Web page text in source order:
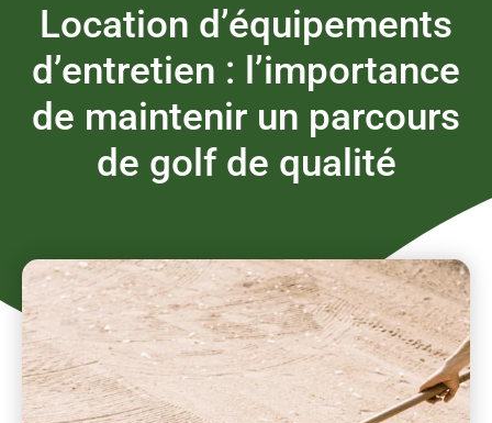
Location d’équipements
d’entretien : l’importance
de maintenir un parcours
de golf de qualité